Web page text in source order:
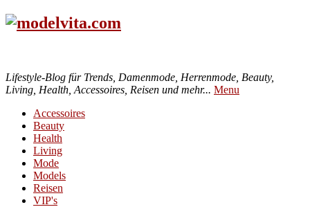
Lifestyle-Blog für Trends, Damenmode, Herrenmode, Beauty,
Living, Health, Accessoires, Reisen und mehr... Menu
Accessoires
Beauty
Health
Living
Mode
Models
Reisen
VIP's